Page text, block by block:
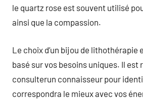
le quartz rose est souvent utilisé
ainsi que la compassion.
Le choix d’un bijou de lithothérapie
basé sur vos besoins uniques. Il est
consulterun connaisseur pour
correspondra le mieux avec vos